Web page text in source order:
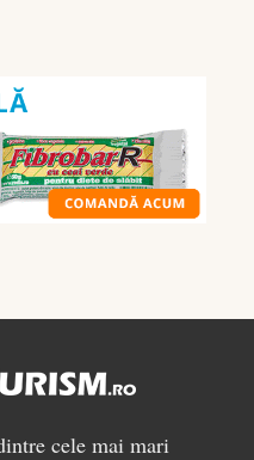
mănânci
pentru
masă
musculară
cele mai mari